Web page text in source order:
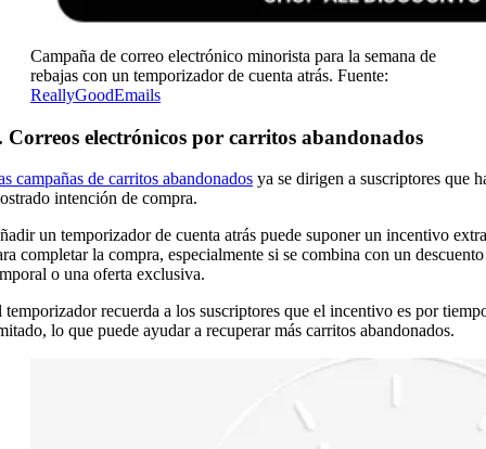
Campaña de correo electrónico minorista para la semana de
rebajas con un temporizador de cuenta atrás. Fuente:
ReallyGoodEmails
Correos electrónicos por carritos abandonados
campañas de carritos abandonados ya se dirigen a suscriptores que
intención de compra.
un temporizador de cuenta atrás puede suponer un incentivo extra
completar la compra, especialmente si se combina con un descuento
o una oferta exclusiva.
temporizador recuerda a los suscriptores que el incentivo es por
lo que puede ayudar a recuperar más carritos abandonados.